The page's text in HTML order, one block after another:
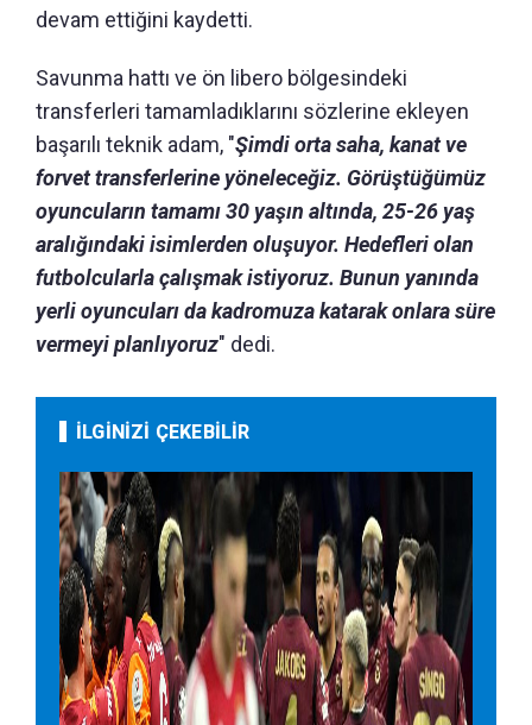
devam ettiğini kaydetti.
Savunma hattı ve ön libero bölgesindeki
transferleri tamamladıklarını sözlerine ekleyen
başarılı teknik adam, "Şimdi orta saha, kanat ve
forvet transferlerine yöneleceğiz. Görüştüğümüz
oyuncuların tamamı 30 yaşın altında, 25-26 yaş
aralığındaki isimlerden oluşuyor. Hedefleri olan
futbolcularla çalışmak istiyoruz. Bunun yanında
yerli oyuncuları da kadromuza katarak onlara süre
vermeyi planlıyoruz" dedi.
İLGİNİZİ ÇEKEBİLİR